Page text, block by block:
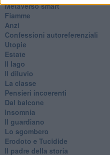
Metaverso smart
Fiamme
Anzi
Confessioni autoreferenziali
Utopie
Estate
Il lago
Il diluvio
La classe
Pensieri incoerenti
Dal balcone
Insomnia
Il guardiano
Lo sgombero
Erodoto e Tucidide
Il padre della storia